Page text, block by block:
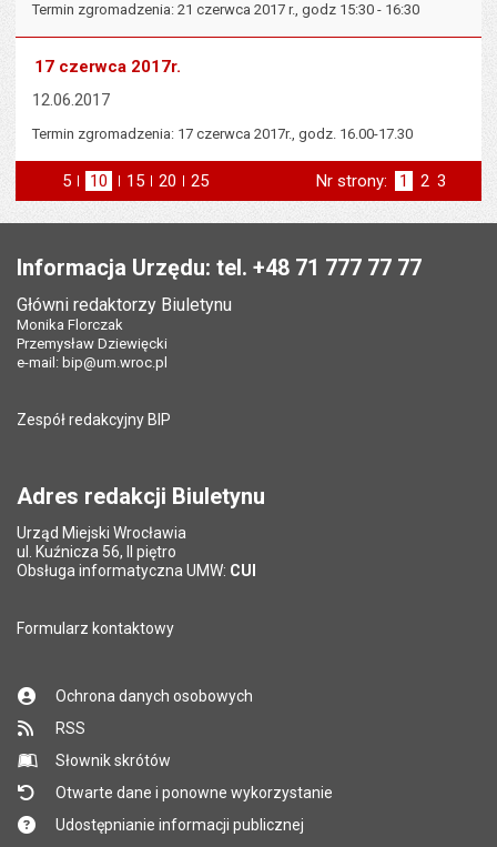
Termin zgromadzenia: 21 czerwca 2017 r., godz 15:30 - 16:30
17 czerwca 2017r.
12.06.2017
Termin zgromadzenia: 17 czerwca 2017r., godz. 16.00-17.30
5 elementów na stronie
10 elementów
na stronie
15 elementów
na stronie
20 elementów
na stronie
25
na stronie
Nr strony: Strona
1 Strona
2 Strona
3
Informacja Urzędu: tel. +48 71 777 77 77
Główni redaktorzy Biuletynu
Monika Florczak
Przemysław Dziewięcki
e-mail: bip@um.wroc.pl
Zespół redakcyjny BIP
Adres redakcji Biuletynu
Urząd Miejski Wrocławia
ul. Kuźnicza 56, II piętro
Obsługa informatyczna UMW: CUI
Formularz kontaktowy
Ochrona danych osobowych
RSS
Słownik skrótów
Otwarte dane i ponowne wykorzystanie
Udostępnianie informacji publicznej